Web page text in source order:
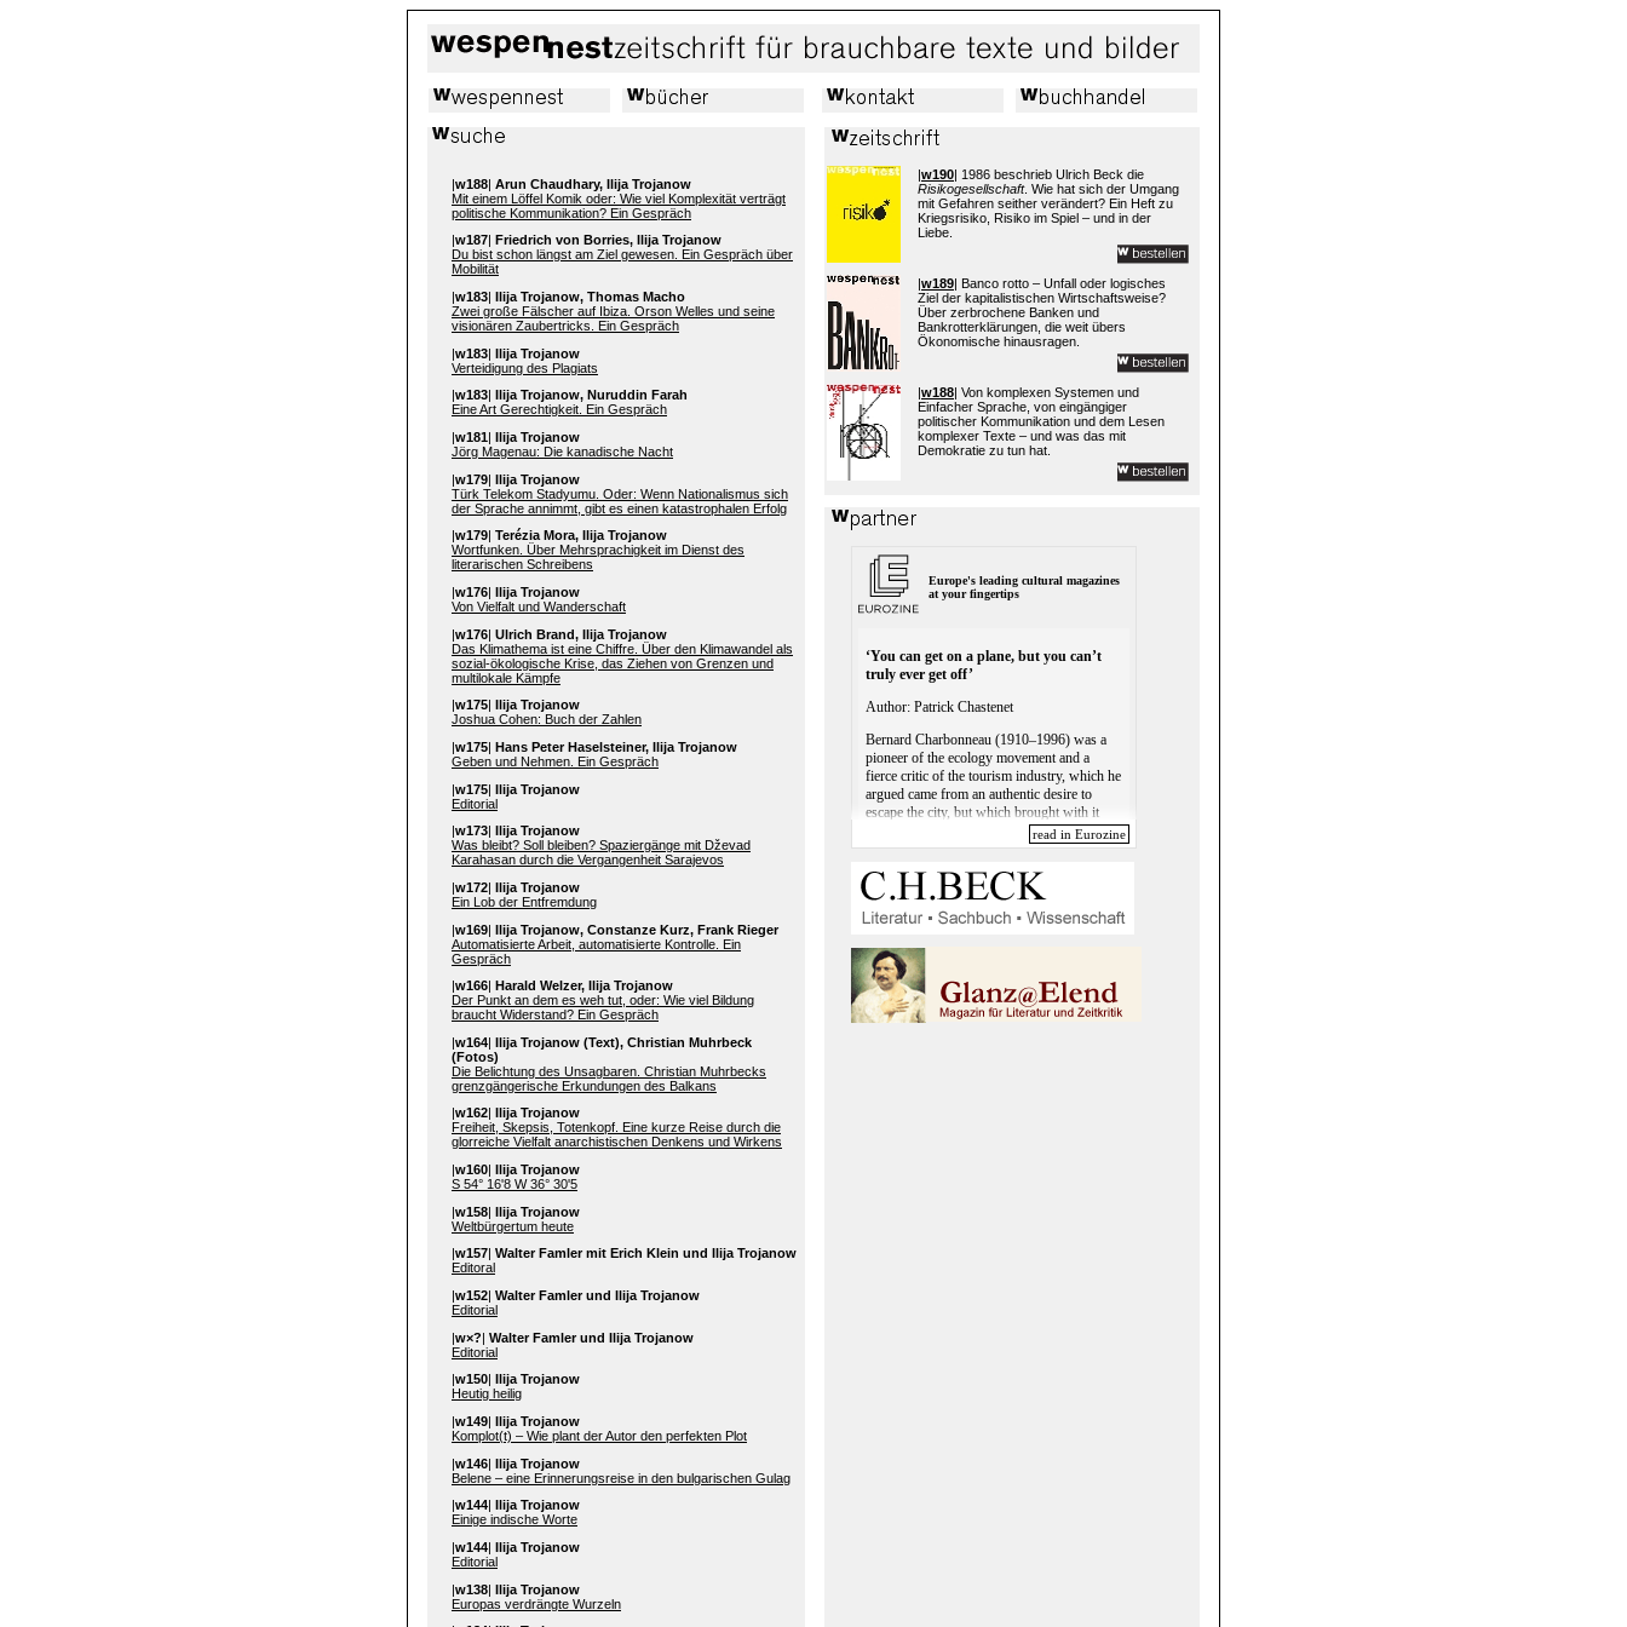
|w188| Arun Chaudhary, Ilija Trojanow
Mit einem Löffel Komik oder: Wie viel Komplexität verträgt
politische Kommunikation? Ein Gespräch
w187
Friedrich von Borries, Ilija Trojanow
Du bist schon längst am Ziel gewesen. Ein Gespräch über
Mobilität
|w183| Ilija Trojanow, Thomas Macho
Zwei große Fälscher auf Ibiza. Orson Welles und seine
visionären Zaubertricks. Ein Gespräch
|w183| Ilija Trojanow
Verteidigung des Plagiats
w183
Ilija Trojanow, Nuruddin Farah
Eine Art Gerechtigkeit. Ein Gespräch
|w181| Ilija Trojanow
Jörg Magenau: Die kanadische Nacht
|w179| Ilija Trojanow
Türk Telekom Stadyumu. Oder: Wenn Nationalismus sich
der Sprache annimmt, gibt es einen katastrophalen Erfolg
w179 Terézia Mora, Ilija Trojanow
Wortfunken. Über Mehrsprachigkeit im Dienst des
literarischen Schreibens
|w176| Ilija Trojanow
Von Vielfalt und Wanderschaft
|w176| Ulrich Brand, Ilija Trojanow
Das Klimathema ist eine Chiffre. Über den Klimawandel als
sozial-ökologische Krise, das Ziehen von Grenzen und
multilokale Kämpfe
w175
Ilija Trojanow
Joshua Cohen: Buch der Zahlen
|w175| Hans Peter Haselsteiner, Ilija Trojanow
Geben und Nehmen. Ein Gespräch
|w175| Ilija Trojanow
Editorial
|w173| Ilija Trojanow
Was bleibt? Soll bleiben? Spaziergänge mit Dževad
Karahasan durch die Vergangenheit Sarajevos
|w172| Ilija Trojanow
Ein Lob der Entfremdung
|w169| Ilija Trojanow, Constanze Kurz, Frank Rieger
Automatisierte Arbeit, automatisierte Kontrolle. Ein
Gespräch
|w166| Harald Welzer, Ilija Trojanow
Der Punkt an dem es weh tut, oder: Wie viel Bildung
braucht Widerstand? Ein Gespräch
|w164| Ilija Trojanow (Text), Christian Muhrbeck
(Fotos)
Die Belichtung des Unsagbaren. Christian Muhrbecks
grenzgängerische Erkundungen des Balkans
w162
Ilija Trojanow
Freiheit, Skepsis, Totenkopf. Eine kurze Reise durch die
glorreiche Vielfalt anarchistischen Denkens und Wirkens
|w160| Ilija Trojanow
S 54° 16'8 W 36° 30'5
|w158| Ilija Trojanow
Weltbürgertum heute
w157 Walter Famler mit Erich Klein und Ilija Trojanow
Editoral
|w152| Walter Famler und Ilija Trojanow
Editorial
|w×?| Walter Famler und Ilija Trojanow
Editorial
w150
Ilija Trojanow
Heutig heilig
|w149| Ilija Trojanow
Komplot(t) – Wie plant der Autor den perfekten Plot
|w146| Ilija Trojanow
Belene – eine Erinnerungsreise in den bulgarischen Gulag
w144
Ilija Trojanow
Einige indische Worte
|w144| Ilija Trojanow
Editorial
|w138| Ilija Trojanow
Europas verdrängte Wurzeln
|w190| 1986 beschrieb Ulrich Beck die
Risikogesellschaft. Wie hat sich der Umgang
mit Gefahren seither verändert? Ein Heft zu
Kriegsrisiko, Risiko im Spiel – und in der
Liebe.
|w189| Banco rotto – Unfall oder logisches
Ziel der kapitalistischen Wirtschaftsweise?
Über zerbrochene Banken und
Bankrotterklärungen, die weit übers
Ökonomische hinausragen.
|w188| Von komplexen Systemen und
Einfacher Sprache, von eingängiger
politischer Kommunikation und dem Lesen
komplexer Texte – und was das mit
Demokratie zu tun hat.